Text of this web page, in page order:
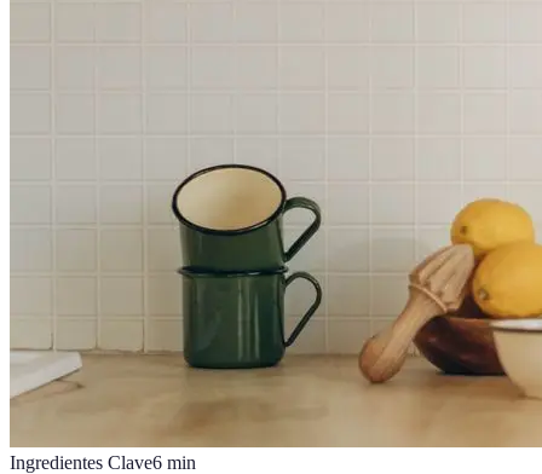
Ingredientes Clave6 min